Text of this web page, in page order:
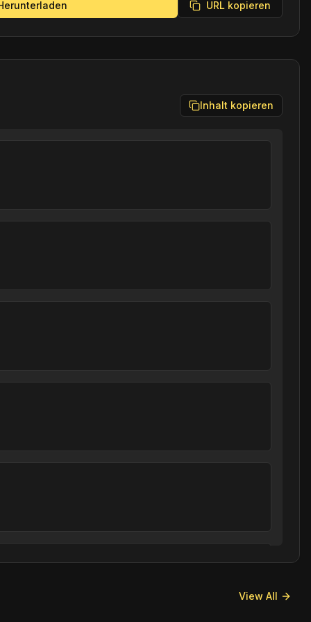
URL kopieren
Inhalt kopieren
View All